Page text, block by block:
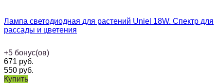
Лампа светодиодная для растений Uniel 18W. Спектр для
рассады и цветения
+5 бонус(ов)
671 руб.
550 руб.
Купить